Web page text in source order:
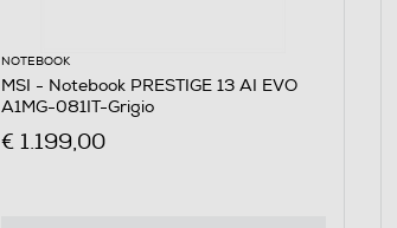
NOTEBOOK
MSI - Notebook PRESTIGE 13 AI EVO
A1MG-081IT-Grigio
€ 1.199,00